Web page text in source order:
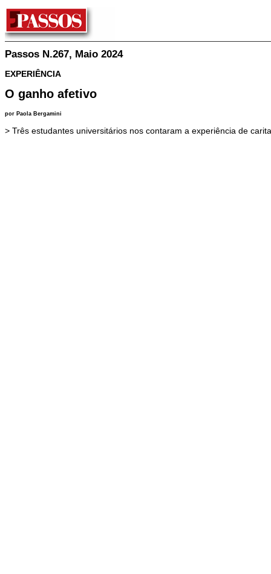
Passos N.267, Maio 2024
EXPERIÊNCIA
O ganho afetivo
por Paola Bergamini
> Três estudantes universitários nos contaram a experiência de